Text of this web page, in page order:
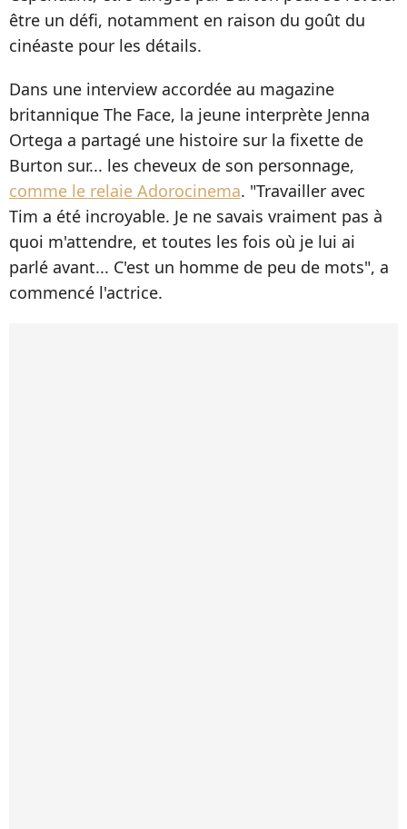
être un défi, notamment en raison du goût du
cinéaste pour les détails.
Dans une interview accordée au magazine
britannique The Face, la jeune interprète Jenna
Ortega a partagé une histoire sur la fixette de
Burton sur... les cheveux de son personnage,
comme le relaie Adorocinema. "Travailler avec
Tim a été incroyable. Je ne savais vraiment pas à
quoi m'attendre, et toutes les fois où je lui ai
parlé avant... C'est un homme de peu de mots", a
commencé l'actrice.